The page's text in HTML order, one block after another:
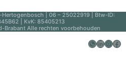
Hertogenbosch | 06 – 25022919 | Btw-ID:
| KvK: 85405213
Brabant Alle rechten voorbehouden
WhatsApp LinkedIn InstagramFacebook